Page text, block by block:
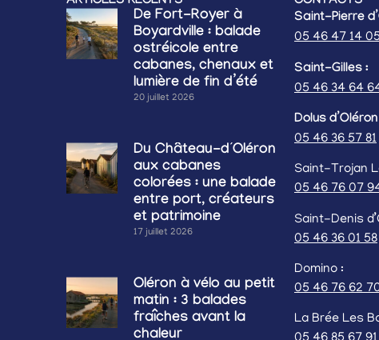
De Fort-Royer à
Boyardville : balade
ostréicole entre
cabanes, chenaux et
lumière de fin d’été
20 juillet 2026
Du Château-d’Oléron
aux cabanes
colorées : une balade
entre port, créateurs
et patrimoine
17 juillet 2026
Oléron à vélo au petit
matin : 3 balades
fraîches avant la
chaleur
Saint-Pierre
05 46 47 14
Saint-Gilles :
05 46 34 64
Dolus d’Oléron
05 46 36 57 81
Saint-Trojan
05 46 76 07
Saint-Denis
05 46 36 01 58
Domino :
05 46 76 62
La Brée Les